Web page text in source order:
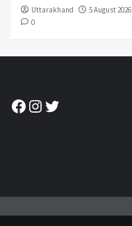
Uttarakhand
5 August 2026
0
Facebook
Instagram
Twitter